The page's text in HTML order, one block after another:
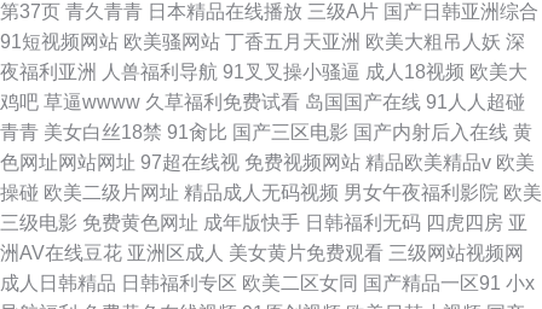
第37页 青久青青 日本精品在线播放 三级A片 国产日韩亚洲综合
91短视频网站 欧美骚网站 丁香五月天亚洲 欧美大粗吊人妖 深
夜福利亚洲
人兽福利导航 91叉叉操小骚逼 成人18视频 欧美大
鸡吧 草逼wwww 久草福利免费试看 岛国国产在线 91人人超碰
青青 美女白丝18禁 91肏比 国产三区电影 国产内射后入在线 黄
色网址网站网址 97超在线视 免费视频网站 精品欧美精品v 欧美
操碰 欧美二级片网址 精品成人无码视频 男女午夜福利影院 欧美
三级电影 免费黄色网址 成年版快手 日韩福利无码 四虎四房 亚
洲AV在线豆花 亚洲区成人 美女黄片免费观看 三级网站视频网
成人日韩精品 日韩福利专区 欧美二区女同 国产精品一区91 小x